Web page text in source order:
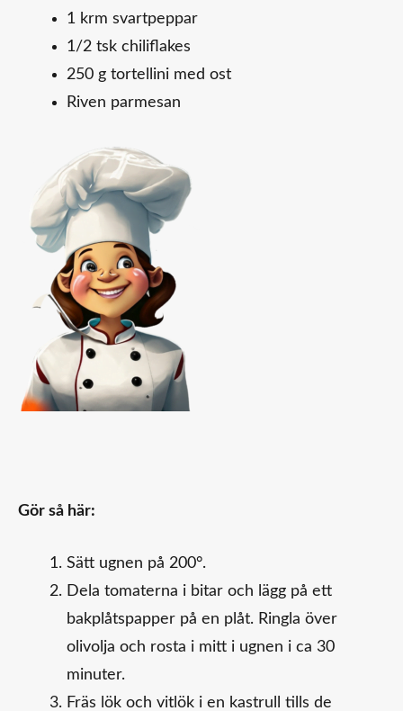
1 krm svartpeppar
1/2 tsk chiliflakes
250 g tortellini med ost
Riven parmesan
Gör så här:
Sätt ugnen på 200°.
Dela tomaterna i bitar och lägg på ett
bakplåtspapper på en plåt. Ringla över
olivolja och rosta i mitt i ugnen i ca 30
minuter.
Fräs lök och vitlök i en kastrull tills de